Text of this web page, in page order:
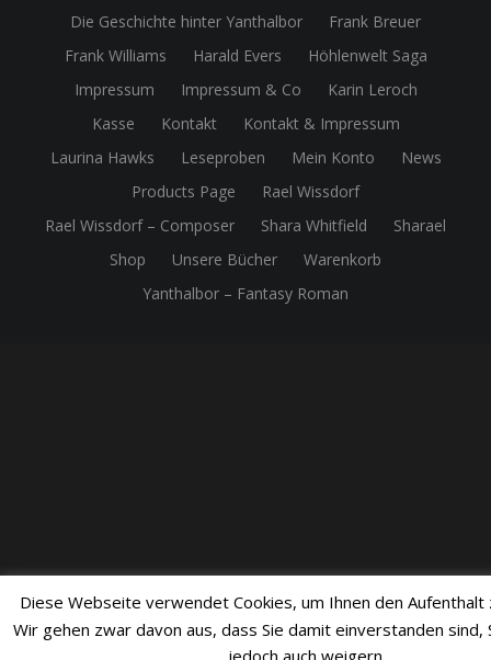
Die Geschichte hinter Yanthalbor
Frank Breuer
Frank Williams
Harald Evers
Höhlenwelt Saga
Impressum
Impressum & Co
Karin Leroch
Kasse
Kontakt
Kontakt & Impressum
Laurina Hawks
Leseproben Mein Konto
News
Products Page
Rael Wissdorf
Rael Wissdorf – Composer
Shara Whitfield
Sharael
Shop
Unsere Bücher
Warenkorb
Yanthalbor – Fantasy Roman
Diese Webseite verwendet Cookies, um Ihnen den Aufenthalt
Wir gehen zwar davon aus, dass Sie damit einverstanden sind,
jedoch auch weigern.